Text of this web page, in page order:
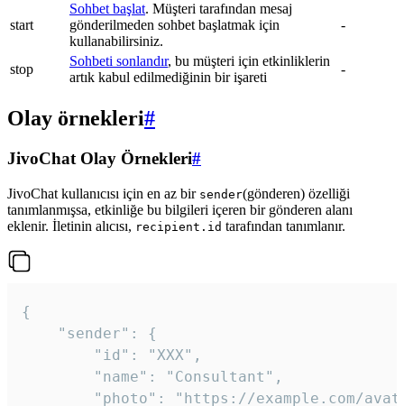
start
Sohbet başlat. Müşteri tarafından mesaj
gönderilmeden sohbet başlatmak için
kullanabilirsiniz.
-
stop
Sohbeti sonlandır, bu müşteri için etkinliklerin
artık kabul edilmediğinin bir işareti
-
Olay örnekleri#
JivoChat Olay Örnekleri#
JivoChat kullanıcısı için en az bir sender(gönderen) özelliği
tanımlanmışsa, etkinliğe bu bilgileri içeren bir gönderen alanı
eklenir. İletinin alıcısı, recipient.id tarafından tanımlanır.
{